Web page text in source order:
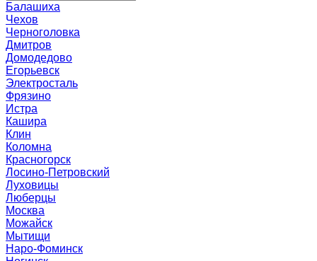
Балашиха
Чехов
Черноголовка
Дмитров
Домодедово
Егорьевск
Электросталь
Фрязино
Истра
Кашира
Клин
Коломна
Красногорск
Лосино-Петровский
Луховицы
Люберцы
Москва
Можайск
Мытищи
Наро-Фоминск